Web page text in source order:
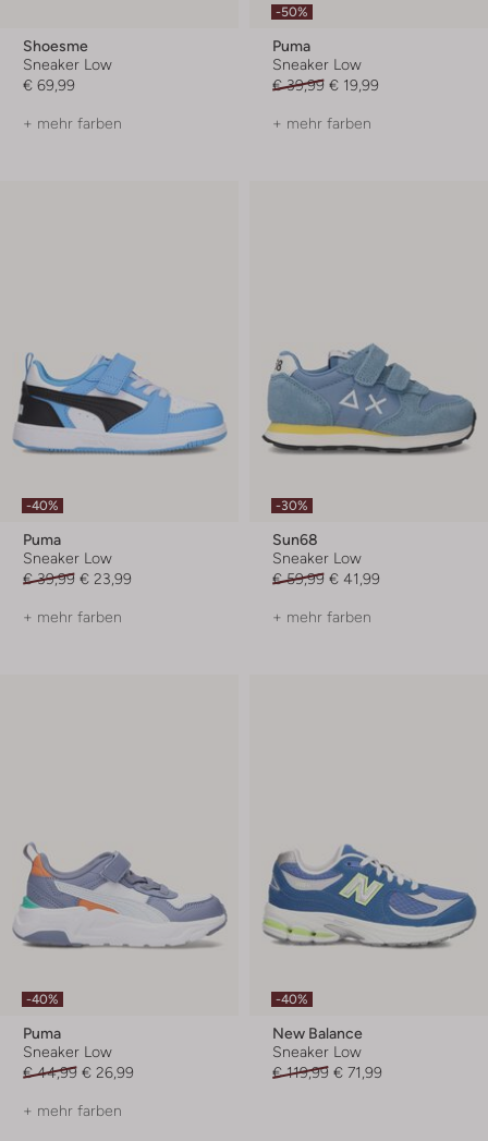
Shoesme
Sneaker Low
€ 69,99
+ mehr farben
-50%
Puma
Sneaker Low
€ 39,99 € 19,99
+ mehr farben
-40%
Puma
Sneaker Low
€ 39,99 € 23,99
+ mehr farben
-30%
Sun68
Sneaker Low
€ 59,99 € 41,99
+ mehr farben
-40%
Puma
Sneaker Low
€ 44,99 € 26,99
+ mehr farben
-40%
New Balance
Sneaker Low
€ 119,99 € 71,99